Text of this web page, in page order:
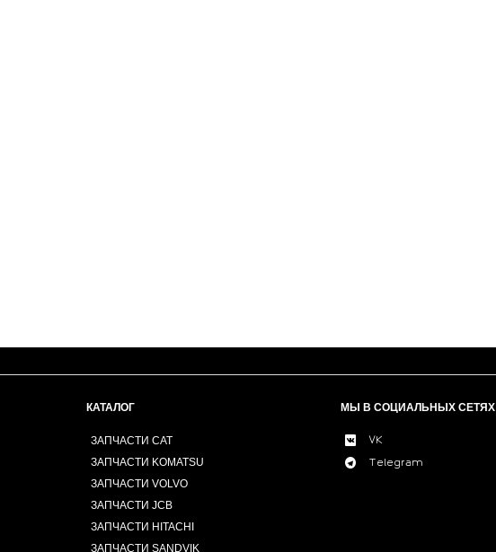
КАТАЛОГ
ЗАПЧАСТИ CAT
ЗАПЧАСТИ KOMATSU
ЗАПЧАСТИ VOLVO
ЗАПЧАСТИ JCB
ЗАПЧАСТИ HITACHI
ЗАПЧАСТИ SANDVIK
МЫ В СОЦИАЛЬНЫХ СЕТЯХ
VK
Telegram